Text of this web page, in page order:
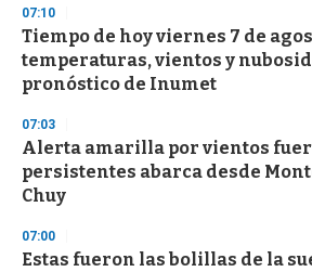
s
e
c
o
n
d
s
07:10
Tiempo de hoy viernes 7 de
temperaturas, vientos y
pronóstico de Inumet
07:03
Alerta amarilla por vientos
persistentes abarca desde
Chuy
07:00
Estas fueron las bolillas de la